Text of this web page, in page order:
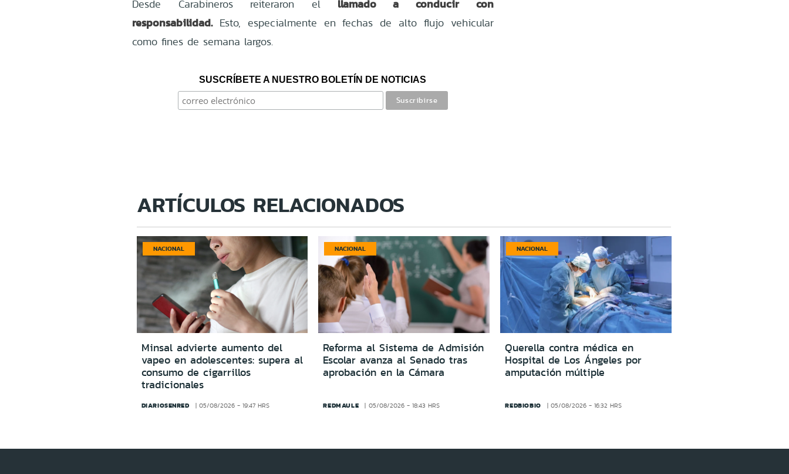
Desde Carabineros reiteraron el
llamado a conducir con
responsabilidad. Esto, especialmente en fechas de alto flujo vehicular
como fines de semana largos.
SUSCRÍBETE A NUESTRO BOLETÍN DE NOTICIAS
ARTÍCULOS RELACIONADOS
NACIONAL
Minsal advierte aumento del
vapeo en adolescentes: supera al
consumo de cigarrillos
tradicionales
DIARIOSENRED 05/08/2026 - 19:47 HRS
NACIONAL
Reforma al Sistema de Admisión
Escolar avanza al Senado tras
aprobación en la Cámara
REDMAULE 05/08/2026 - 18:43 HRS
NACIONAL
Querella contra médica en
Hospital de Los Ángeles por
amputación múltiple
REDBIOBIO 05/08/2026 - 16:32 HRS